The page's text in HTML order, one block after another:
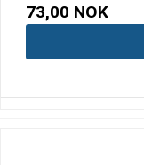
73,00 NOK